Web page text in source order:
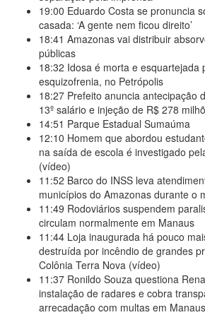
19:00 Eduardo Costa se pronuncia
casada: ‘A gente nem ficou direito’
18:41 Amazonas vai distribuir
públicas
18:32 Idosa é morta e esquartejada
esquizofrenia, no Petrópolis
18:27 Prefeito anuncia antecipação
13º salário e injeção de R$ 278
14:51 Parque Estadual Sumaúma
12:10 Homem que abordou
na saída de escola é investigado
(vídeo)
11:52 Barco do INSS leva
municípios do Amazonas durante o
11:49 Rodoviários suspendem
circulam normalmente em Manaus
11:44 Loja inaugurada há pouco
destruída por incêndio de grandes
Colônia Terra Nova (vídeo)
11:37 Ronildo Souza questiona
instalação de radares e cobra
arrecadação com multas em Manaus